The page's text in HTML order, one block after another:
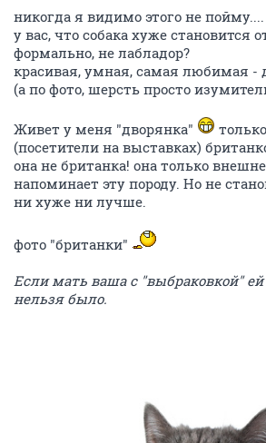
никогда я видимо этого не пойму....
у вас, что собака хуже становится
формально, не лабладор?
красивая, умная, самая любимая -
(а по фото, шерсть просто
Живет у меня "дворянка"
(посетители на выставках)
она не британка! она только
напоминает эту породу. Но не
ни хуже ни лучше.
фото "британки"
Если мать ваша с "выбраковкой"
нельзя было.